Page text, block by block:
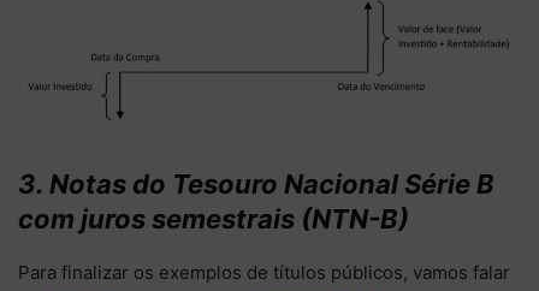
3. Notas do Tesouro Nacional Série B
com juros semestrais (NTN-B)
Para finalizar os exemplos de títulos públicos, vamos falar